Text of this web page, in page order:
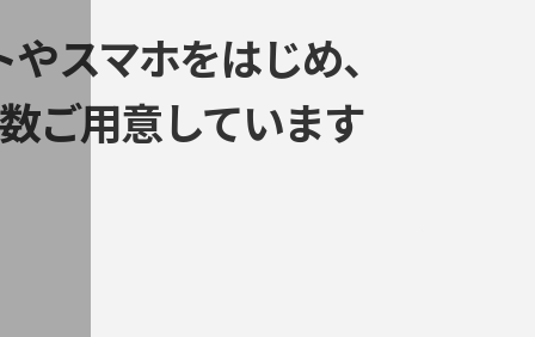
スマホをはじめ、
ご用意しています